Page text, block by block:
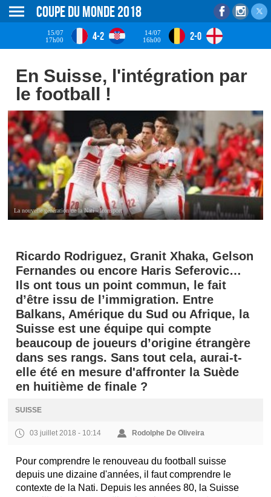
Coupe du monde 2018
15/07
17h00
4-2
14/07
16h00
2-0
En Suisse, l'intégration par
le football !
La nouvelle génération de la Nati - Iconsport
Ricardo Rodriguez, Granit Xhaka, Gelson
Fernandes ou encore Haris Seferovic…
Ils ont tous un point commun, le fait
d’être issu de l’immigration. Entre
Balkans, Amérique du Sud ou Afrique, la
Suisse est une équipe qui compte
beaucoup de joueurs d’origine étrangère
dans ses rangs. Sans tout cela, aurai-t-
elle été en mesure d'affronter la Suède
en huitième de finale ?
SUISSE
03 juillet 2018 - 10:14 Rodolphe De Oliveira
Pour comprendre le renouveau du football suisse
depuis une dizaine d'années, il faut comprendre le
contexte de la Nati. Depuis les années 80, la Suisse